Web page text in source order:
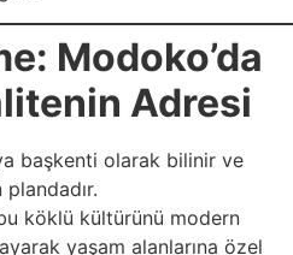
Modoko’da
Adresi
başkenti olarak bilinir ve
köklü kültürünü modern
yaşam alanlarına özel